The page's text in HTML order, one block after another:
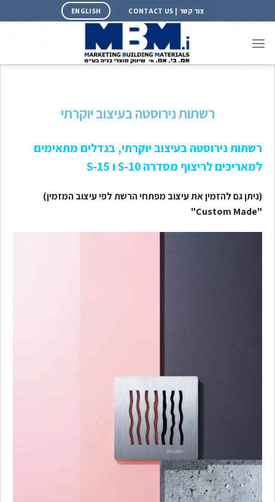
צור קשר | CONTACT US ENGLISH
רשתות נירוסטה בעיצוב יוקרתי
רשתות נירוסטה בעיצוב יוקרתי, בגדלים מתאימים
למאריכים לריצוף מסדרה S-10 ו S-15
(ניתן גם להזמין את עיצוב מפתחי הרשת לפי עיצוב המזמין)
"Custom Made"